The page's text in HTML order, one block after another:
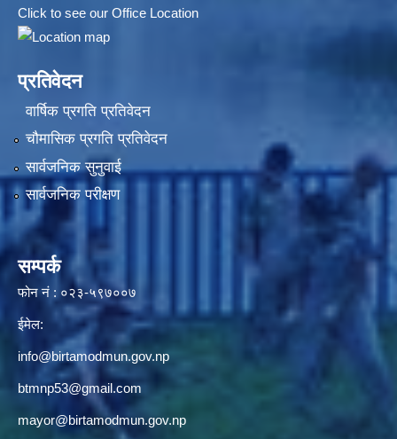
Click to see our Office Location
प्रतिवेदन
वार्षिक प्रगति प्रतिवेदन
चौमासिक प्रगति प्रतिवेदन
सार्वजनिक सुनुवाई
सार्वजनिक परीक्षण
सम्पर्क
फोन नं : ०२३-५९७००७
ईमेल:
info@birtamodmun.gov.np
btmnp53@gmail.com
mayor@birtamodmun.gov.np